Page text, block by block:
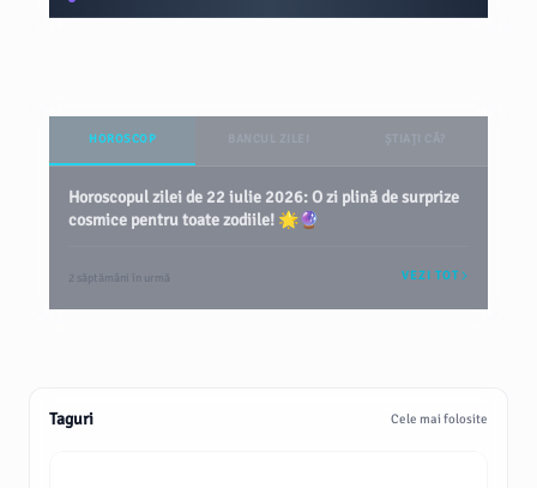
HOROSCOP
Horoscopul zilei de 22 iulie 2026: O zi plină de surprize
cosmice pentru toate zodiile! 🌟🔮
2 săptămâni în urmă VEZI TOT
Taguri Cele mai folosite